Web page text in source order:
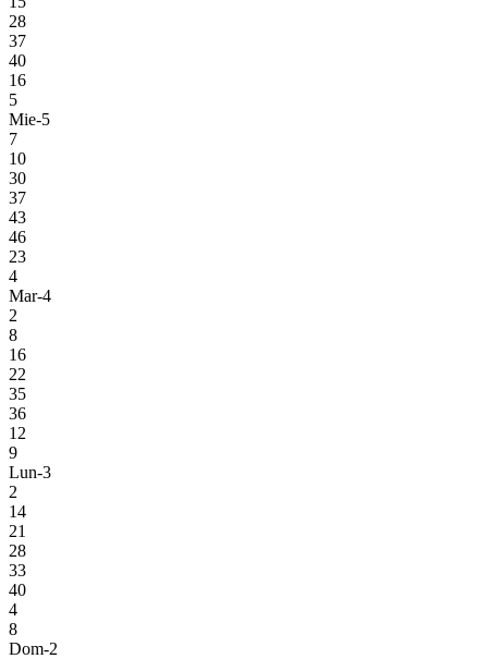
28
37
40
16
5
Mie-5
7
10
30
37
43
46
23
4
Mar-4
2
8
16
22
35
36
12
9
Lun-3
2
14
21
28
33
40
4
8
Dom-2